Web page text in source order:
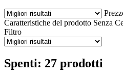
Caratteristiche del prodotto Senza
Filtro
Spenti: 27 prodotti